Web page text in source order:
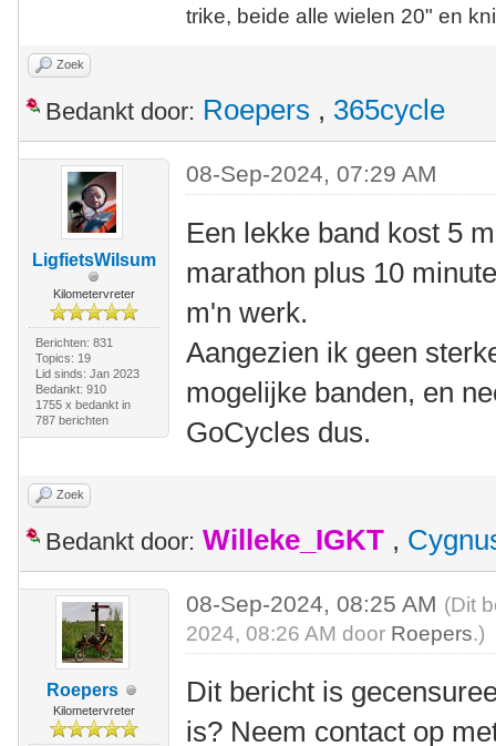
trike, beide alle wielen 20" en
Zoek
Bedankt door: Roepers , 365cycle
LigfietsWilsum
Kilometervreter
Berichten: 831
Topics: 19
Lid sinds: Jan 2023
Bedankt: 910
1755 x bedankt in
787 berichten
08-Sep-2024, 07:29 AM
Een lekke band kost 5
marathon plus 10
m'n werk.
Aangezien ik geen
mogelijke banden, en
GoCycles dus.
Zoek
Bedankt door: Willeke_IGKT ,
Roepers
Kilometervreter
08-Sep-2024, 08:25 AM (Dit
2024, 08:26 AM door Roepers.)
Dit bericht is
is? Neem contact op